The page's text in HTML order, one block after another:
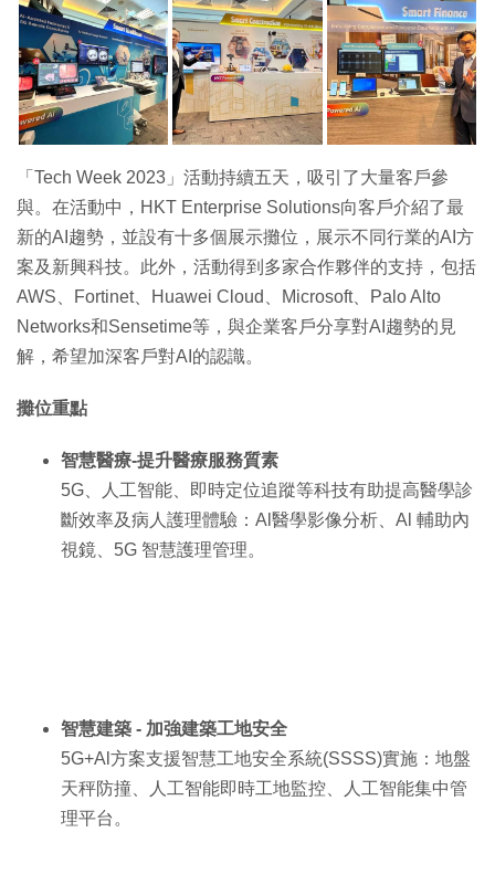
「Tech Week 2023」活動持續五天，吸引了大量客戶參
與。在活動中，HKT Enterprise Solutions向客戶介紹了最
新的AI趨勢，並設有十多個展示攤位，展示不同行業的AI方
案及新興科技。此外，活動得到多家合作夥伴的支持，包括
AWS、Fortinet、Huawei Cloud、Microsoft、Palo Alto
Networks和Sensetime等，與企業客戶分享對AI趨勢的見
解，希望加深客戶對AI的認識。
攤位重點
智慧醫療-提升醫療服務質素
5G、人工智能、即時定位追蹤等科技有助提高醫學診
斷效率及病人護理體驗：Al醫學影像分析、Al 輔助內
視鏡、5G 智慧護理管理。
智慧建築 - 加強建築工地安全
5G+Al方案支援智慧工地安全系統(SSSS)實施：地盤
天秤防撞、人工智能即時工地監控、人工智能集中管
理平台。